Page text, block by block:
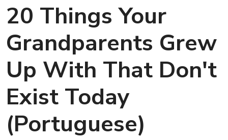
20 Things Your
Grandparents Grew
Up With That Don't
Exist Today
(Portuguese)